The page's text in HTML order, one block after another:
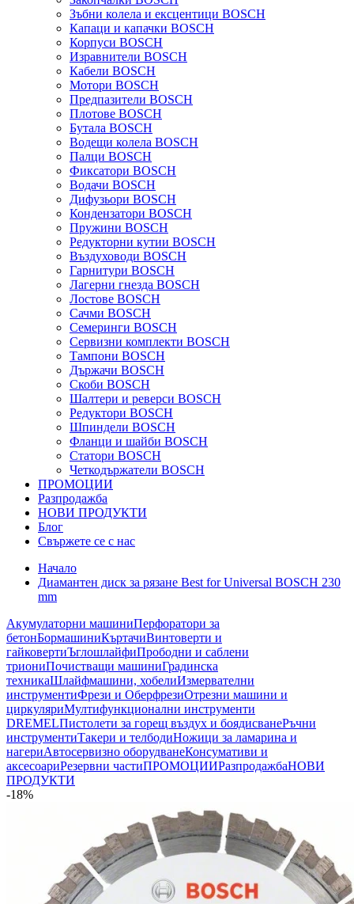
Зъбни колела и ексцентици BOSCH
Капаци и капачки BOSCH
Корпуси BOSCH
Изравнители BOSCH
Кабели BOSCH
Мотори BOSCH
Предпазители BOSCH
Плотове BOSCH
Бутала BOSCH
Водещи колела BOSCH
Палци BOSCH
Фиксатори BOSCH
Водачи BOSCH
Дифузьори BOSCH
Кондензатори BOSCH
Пружини BOSCH
Редукторни кутии BOSCH
Въздуховоди BOSCH
Гарнитури BOSCH
Лагерни гнезда BOSCH
Лостове BOSCH
Сачми BOSCH
Семеринги BOSCH
Сервизни комплекти BOSCH
Тампони BOSCH
Държачи BOSCH
Скоби BOSCH
Шалтери и реверси BOSCH
Редуктори BOSCH
Шпиндели BOSCH
Фланци и шайби BOSCH
Статори BOSCH
Четкодържатели BOSCH
ПРОМОЦИИ
Разпродажба
НОВИ ПРОДУКТИ
Блог
Свържете се с нас
Начало
Диамантен диск за рязане Best for Universal BOSCH 230
mm
Акумулаторни машиниПерфоратори за
бетонБормашиниКъртачиВинтоверти и
гайковертиЪглошлайфиПрободни и саблени
триониПочистващи машиниГрадинска
техникаШлайфмашини, хобелиИзмервателни
инструментиФрези и ОберфрезиОтрезни машини и
циркуляриМултифункционални инструменти
DREMELПистолети за горещ въздух и боядисванеРъчни
инструментиТакери и телбодиНожици за ламарина и
нагериАвтосервизно оборудванеКонсумативи и
аксесоариРезервни частиПРОМОЦИИРазпродажбаНОВИ
ПРОДУКТИ
-18%